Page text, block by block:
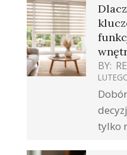
BY:
tylko